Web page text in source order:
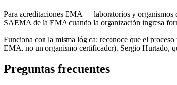
Para acreditaciones EMA — laboratorios y
SAEMA de la EMA cuando la organización ingresa
Funciona con la misma lógica: reconoce que el
EMA, no un organismo certificador). Sergio Hurtado,
Preguntas frecuentes